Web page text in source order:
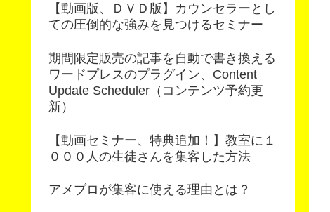
【動画版、ＤＶＤ版】カウンセラーとし
ての圧倒的な強みを見つけるセミナー
期間限定販売の記事を自動で書き換える
ワードプレスのプラグイン、Content
Update Scheduler（コンテンツ予約更
新）
【動画セミナー、特典追加！】教室に１
０００人の生徒さんを集客した方法
アメブロが集客に使える理由とは？